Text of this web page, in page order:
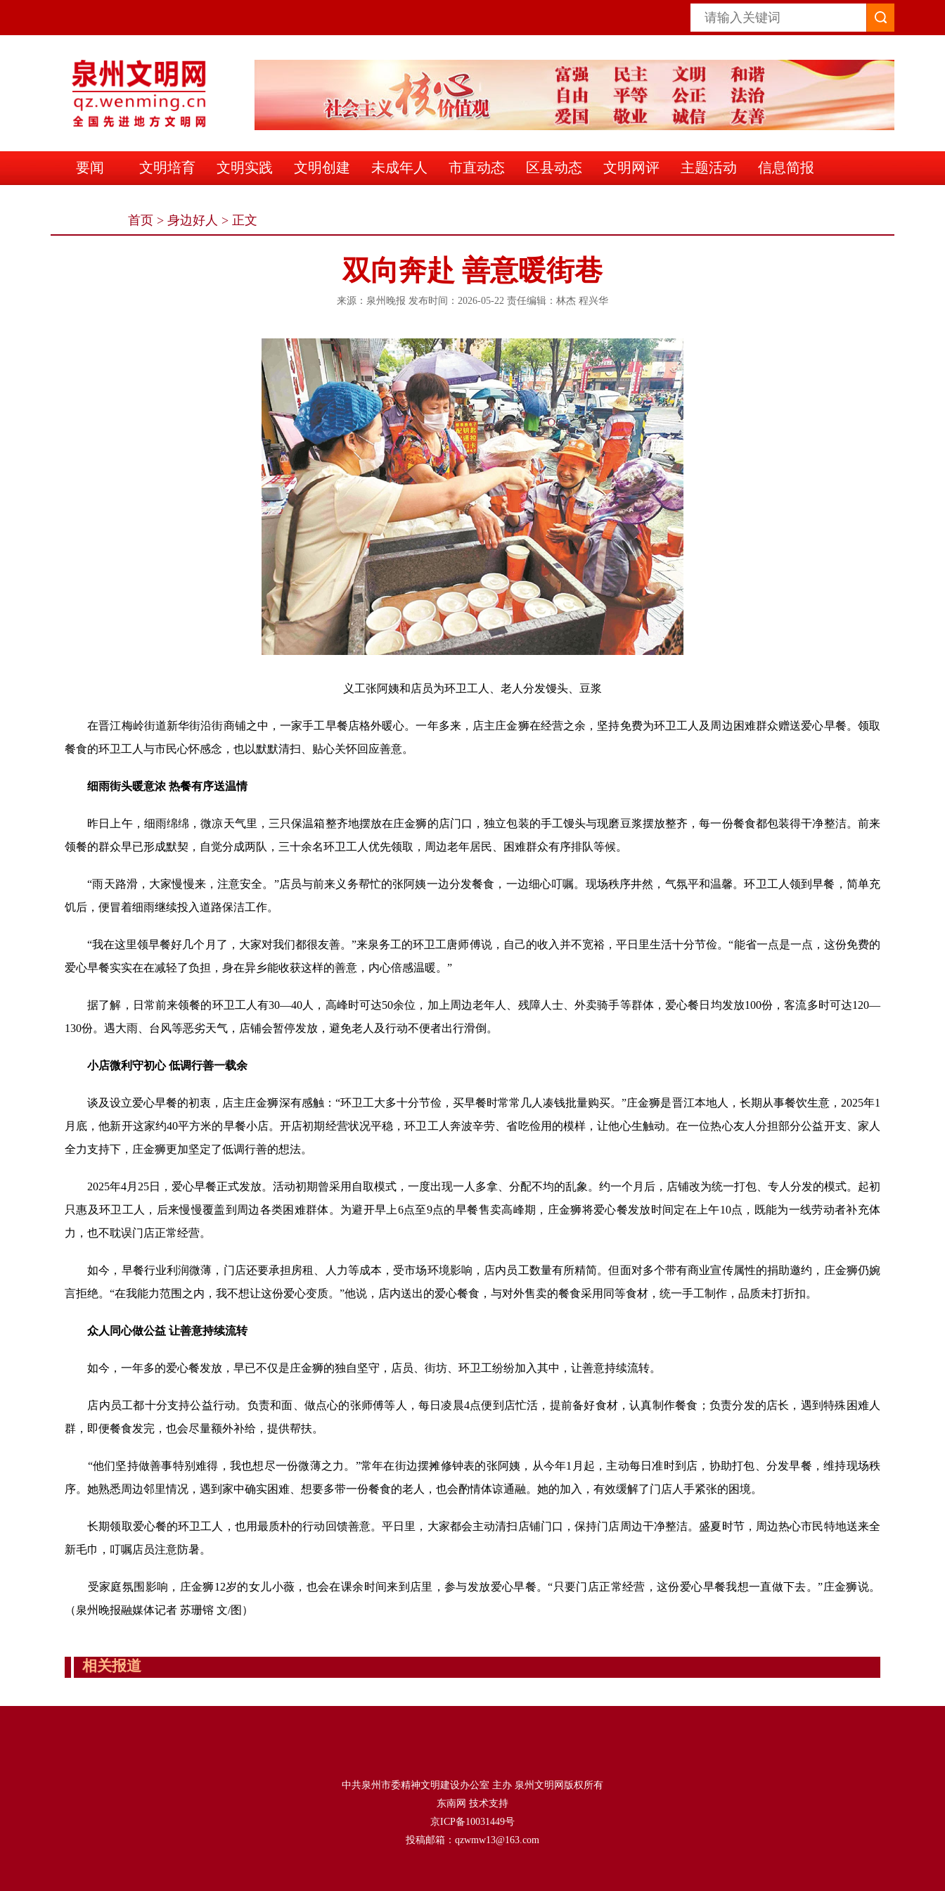
要闻 文明培育 文明实践 文明创建 未成年人 市直动态 区县动态 文明网评 主题活动 信息简报
首页 > 身边好人 > 正文
双向奔赴 善意暖街巷
来源：泉州晚报 发布时间：2026-05-22 责任编辑：林杰 程兴华
义工张阿姨和店员为环卫工人、老人分发馒头、豆浆
在晋江梅岭街道新华街沿街商铺之中，一家手工早餐店格外暖心。一年多来，店主庄金狮在经营之余，坚持免费为环卫工人及周边困难群众赠送爱心早餐。领取
餐食的环卫工人与市民心怀感念，也以默默清扫、贴心关怀回应善意。
细雨街头暖意浓 热餐有序送温情
昨日上午，细雨绵绵，微凉天气里，三只保温箱整齐地摆放在庄金狮的店门口，独立包装的手工馒头与现磨豆浆摆放整齐，每一份餐食都包装得干净整洁。前来
领餐的群众早已形成默契，自觉分成两队，三十余名环卫工人优先领取，周边老年居民、困难群众有序排队等候。
“雨天路滑，大家慢慢来，注意安全。”店员与前来义务帮忙的张阿姨一边分发餐食，一边细心叮嘱。现场秩序井然，气氛平和温馨。环卫工人领到早餐，简单充
饥后，便冒着细雨继续投入道路保洁工作。
“我在这里领早餐好几个月了，大家对我们都很友善。”来泉务工的环卫工唐师傅说，自己的收入并不宽裕，平日里生活十分节俭。“能省一点是一点，这份免费的
爱心早餐实实在在减轻了负担，身在异乡能收获这样的善意，内心倍感温暖。”
据了解，日常前来领餐的环卫工人有30—40人，高峰时可达50余位，加上周边老年人、残障人士、外卖骑手等群体，爱心餐日均发放100份，客流多时可达120—
130份。遇大雨、台风等恶劣天气，店铺会暂停发放，避免老人及行动不便者出行滑倒。
小店微利守初心 低调行善一载余
谈及设立爱心早餐的初衷，店主庄金狮深有感触：“环卫工大多十分节俭，买早餐时常常几人凑钱批量购买。”庄金狮是晋江本地人，长期从事餐饮生意，2025年1
月底，他新开这家约40平方米的早餐小店。开店初期经营状况平稳，环卫工人奔波辛劳、省吃俭用的模样，让他心生触动。在一位热心友人分担部分公益开支、家人
全力支持下，庄金狮更加坚定了低调行善的想法。
2025年4月25日，爱心早餐正式发放。活动初期曾采用自取模式，一度出现一人多拿、分配不均的乱象。约一个月后，店铺改为统一打包、专人分发的模式。起初
只惠及环卫工人，后来慢慢覆盖到周边各类困难群体。为避开早上6点至9点的早餐售卖高峰期，庄金狮将爱心餐发放时间定在上午10点，既能为一线劳动者补充体
力，也不耽误门店正常经营。
如今，早餐行业利润微薄，门店还要承担房租、人力等成本，受市场环境影响，店内员工数量有所精简。但面对多个带有商业宣传属性的捐助邀约，庄金狮仍婉
言拒绝。“在我能力范围之内，我不想让这份爱心变质。”他说，店内送出的爱心餐食，与对外售卖的餐食采用同等食材，统一手工制作，品质未打折扣。
众人同心做公益 让善意持续流转
如今，一年多的爱心餐发放，早已不仅是庄金狮的独自坚守，店员、街坊、环卫工纷纷加入其中，让善意持续流转。
店内员工都十分支持公益行动。负责和面、做点心的张师傅等人，每日凌晨4点便到店忙活，提前备好食材，认真制作餐食；负责分发的店长，遇到特殊困难人
群，即便餐食发完，也会尽量额外补给，提供帮扶。
“他们坚持做善事特别难得，我也想尽一份微薄之力。”常年在街边摆摊修钟表的张阿姨，从今年1月起，主动每日准时到店，协助打包、分发早餐，维持现场秩
序。她熟悉周边邻里情况，遇到家中确实困难、想要多带一份餐食的老人，也会酌情体谅通融。她的加入，有效缓解了门店人手紧张的困境。
长期领取爱心餐的环卫工人，也用最质朴的行动回馈善意。平日里，大家都会主动清扫店铺门口，保持门店周边干净整洁。盛夏时节，周边热心市民特地送来全
新毛巾，叮嘱店员注意防暑。
受家庭氛围影响，庄金狮12岁的女儿小薇，也会在课余时间来到店里，参与发放爱心早餐。“只要门店正常经营，这份爱心早餐我想一直做下去。”庄金狮说。
（泉州晚报融媒体记者 苏珊镕 文/图）
相关报道
中共泉州市委精神文明建设办公室 主办 泉州文明网版权所有
东南网 技术支持
京ICP备10031449号
投稿邮箱：qzwmw13@163.com